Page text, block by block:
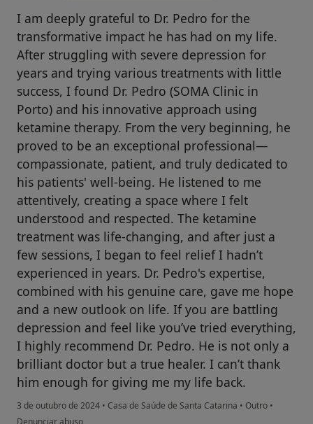
I am deeply grateful to Dr. Pedro for the
transformative impact he has had on my life.
After struggling with severe depression for
years and trying various treatments with little
success, I found Dr. Pedro (SOMA Clinic in
Porto) and his innovative approach using
ketamine therapy. From the very beginning, he
proved to be an exceptional professional—
compassionate, patient, and truly dedicated to
his patients' well-being. He listened to me
attentively, creating a space where I felt
understood and respected. The ketamine
treatment was life-changing, and after just a
few sessions, I began to feel relief I hadn’t
experienced in years. Dr. Pedro's expertise,
combined with his genuine care, gave me hope
and a new outlook on life. If you are battling
depression and feel like you’ve tried everything,
I highly recommend Dr. Pedro. He is not only a
brilliant doctor but a true healer. I can’t thank
him enough for giving me my life back.
3 de outubro de 2024 • Casa de Saúde de Santa Catarina • Outro •
na opinião do utilizador OLB